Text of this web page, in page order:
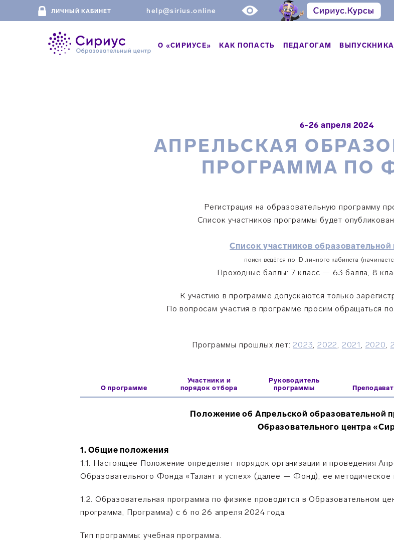
ЛИЧНЫЙ КАБИНЕТ help@sirius.online
О «СИРИУСЕ» КАК ПОПАСТЬ ПЕДАГОГАМ
6-26 апреля 2024
АПРЕЛЬСКАЯ
ПРОГРАММА ПО
Регистрация на образовательную программу
Список участников программы будет
Список участников
поиск ведётся по ID личного кабинета
Проходные баллы: 7 класс — 63 балла, 8
К участию в программе допускаются только
По вопросам участия в программе просим обращаться
Программы прошлых лет:2023,2022, 2021, 2020,
О программе
Участники и
порядок отбора
Руководитель
программы
Положение об Апрельской образовательной
Образовательного центра
1. Общие положения
1.1. Настоящее Положение определяет порядок организации и проведения
Образовательного Фонда «Талант и успех» (далее — Фонд), ее методическое
1.2. Образовательная программа по физике проводится в Образовательном
программа, Программа) с 6 по 26 апреля 2024 года.
Тип программы: учебная программа.